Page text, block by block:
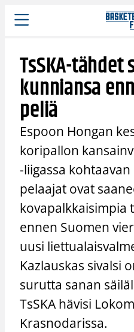
Siirry
sisältöön
TsSKA-
kunniansa
peliä
Espoon Hongan
koripallon
-liigassa
pelaajat ovat
kovapalkkaisimpia
ennen Suomen
uusi
Kazlauskas sivalsi
surutta sanan
TsSKA hävisi
Krasnodarissa.